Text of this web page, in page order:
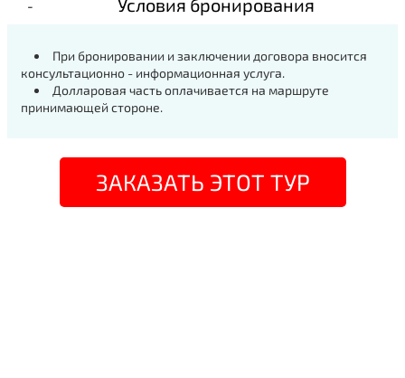
Условия бронирования
При бронировании и заключении договора вносится
консультационно - информационная услуга.
Долларовая часть оплачивается на маршруте
принимающей стороне.
ЗАКАЗАТЬ ЭТОТ ТУР